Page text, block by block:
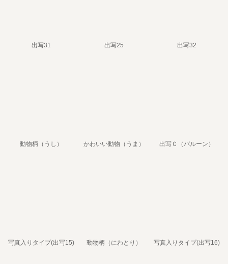
出写31 出写25 出写32
動物柄（うし） かわいい動物（うま） 出写Ｃ（バルーン）
写真入りタイプ(出写15) 動物柄（にわとり） 写真入りタイプ(出写16)